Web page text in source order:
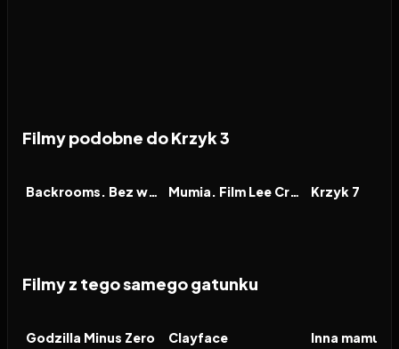
Filmy podobne do Krzyk 3
FILM Backrooms. Bez wyjścia FILM Mumia. Film Lee Cronina FILM
Krzyk 7
Filmy z tego samego gatunku
FILM
Godzilla Minus Zero FILM
Clayface FILM
Inna mamusia